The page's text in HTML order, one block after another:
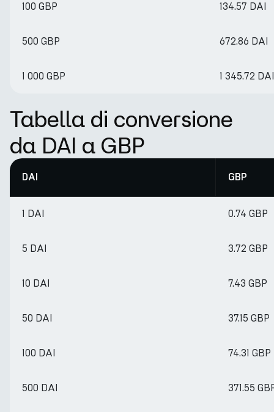
100 GBP 134.57 DAI
500 GBP 672.86 DAI
1 000 GBP 1 345.72 DAI
Tabella di conversione
da DAI a GBP
DAI GBP
1 DAI 0.74 GBP
5 DAI 3.72 GBP
10 DAI 7.43 GBP
50 DAI 37.15 GBP
100 DAI 74.31 GBP
500 DAI 371.55